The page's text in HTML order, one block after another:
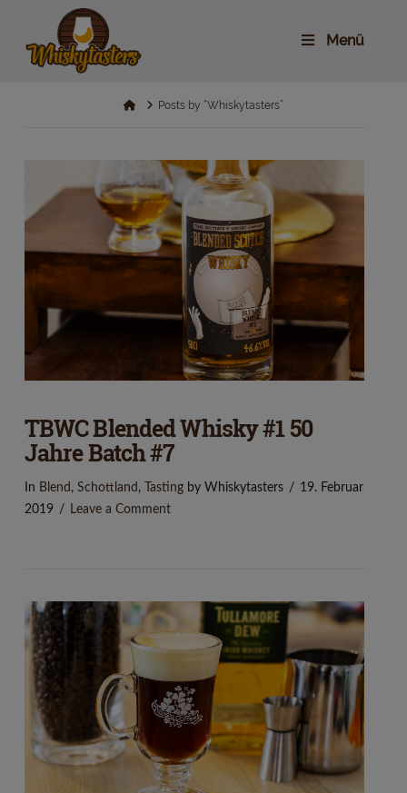
Menü
HomePosts by “Whiskytasters”
VIEW POST
TBWC Blended Whisky #1 50
Jahre Batch #7
In Blend , Schottland , Tastingby Whiskytasters
19. Februar
2019
Leave a Comment